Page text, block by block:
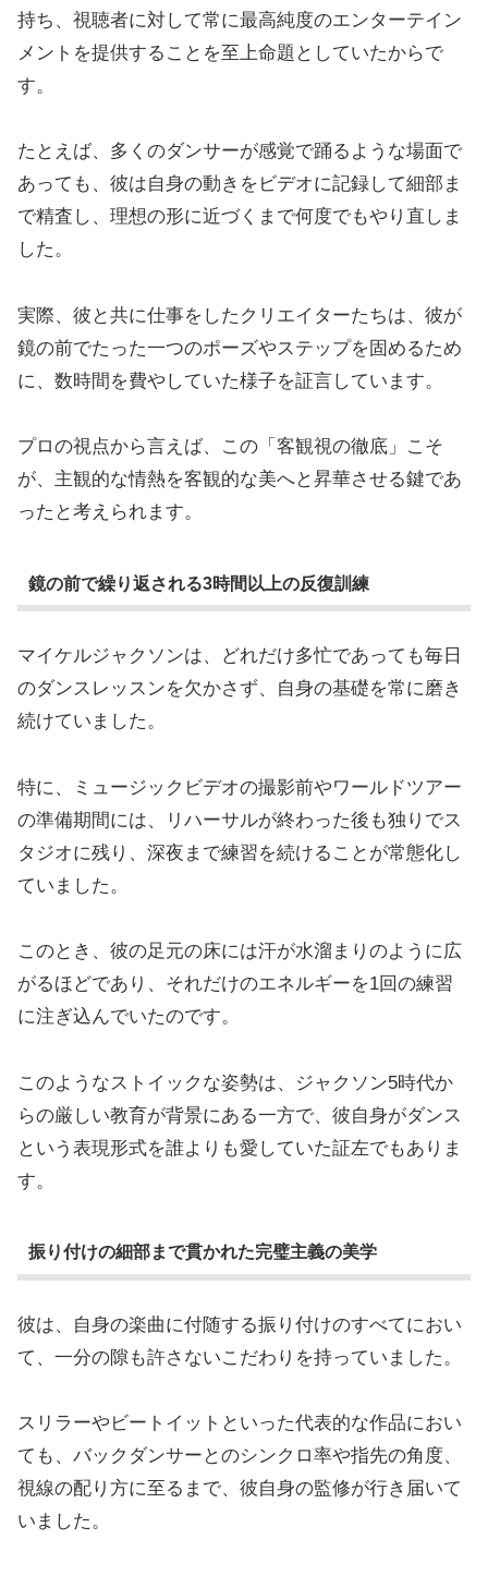
持ち、視聴者に対して常に最高純度のエンターテイン
メントを提供することを至上命題としていたからで
す。
たとえば、多くのダンサーが感覚で踊るような場面で
あっても、彼は自身の動きをビデオに記録して細部ま
で精査し、理想の形に近づくまで何度でもやり直しま
した。
実際、彼と共に仕事をしたクリエイターたちは、彼が
鏡の前でたった一つのポーズやステップを固めるため
に、数時間を費やしていた様子を証言しています。
プロの視点から言えば、この「客観視の徹底」こそ
が、主観的な情熱を客観的な美へと昇華させる鍵であ
ったと考えられます。
鏡の前で繰り返される3時間以上の反復訓練
マイケルジャクソンは、どれだけ多忙であっても毎日
のダンスレッスンを欠かさず、自身の基礎を常に磨き
続けていました。
特に、ミュージックビデオの撮影前やワールドツアー
の準備期間には、リハーサルが終わった後も独りでス
タジオに残り、深夜まで練習を続けることが常態化し
ていました。
このとき、彼の足元の床には汗が水溜まりのように広
がるほどであり、それだけのエネルギーを1回の練習
に注ぎ込んでいたのです。
このようなストイックな姿勢は、ジャクソン5時代か
らの厳しい教育が背景にある一方で、彼自身がダンス
という表現形式を誰よりも愛していた証左でもありま
す。
振り付けの細部まで貫かれた完璧主義の美学
彼は、自身の楽曲に付随する振り付けのすべてにおい
て、一分の隙も許さないこだわりを持っていました。
スリラーやビートイットといった代表的な作品におい
ても、バックダンサーとのシンクロ率や指先の角度、
視線の配り方に至るまで、彼自身の監修が行き届いて
いました。